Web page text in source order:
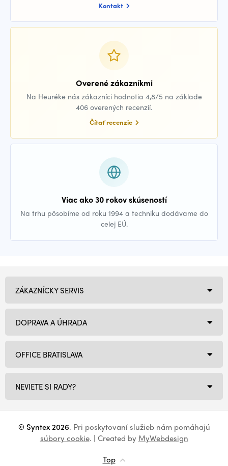
Kontakt
Overené zákazníkmi
Na Heuréke nás zákazníci hodnotia 4,8/5 na základe
406 overených recenzií.
Čítať recenzie
Viac ako 30 rokov skúseností
Na trhu pôsobíme od roku 1994 a techniku dodávame do
celej EÚ.
OFFICE BRATISLAVA
NEVIETE SI RADY?
ZÁKAZNÍCKY SERVIS
DOPRAVA A ÚHRADA
© Syntex 2026. Pri poskytovaní služieb nám pomáhajú
súbory cookie. | Created by MyWebdesign
Top